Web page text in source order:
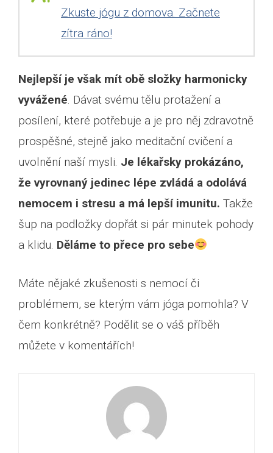
Zkuste jógu z domova. Začnete
zítra ráno!
Nejlepší je však mít obě složky harmonicky
vyvážené. Dávat svému tělu protažení a
posílení, které potřebuje a je pro něj zdravotně
prospěšné, stejně jako meditační cvičení a
uvolnění naší mysli. Je lékařsky prokázáno,
že vyrovnaný jedinec lépe zvládá a odolává
nemocem i stresu a má lepší imunitu. Takže
šup na podložky dopřát si pár minutek pohody
a klidu. Děláme to přece pro sebe
Máte nějaké zkušenosti s nemocí či
problémem, se kterým vám jóga pomohla? V
čem konkrétně? Podělit se o váš příběh
můžete v komentářích!